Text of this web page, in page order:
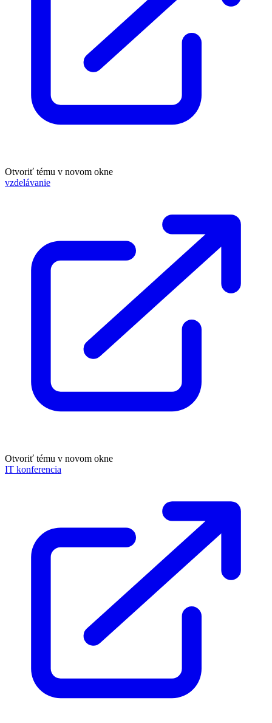
Otvoriť tému v novom okne
vzdelávanie
Otvoriť tému v novom okne
IT konferencia